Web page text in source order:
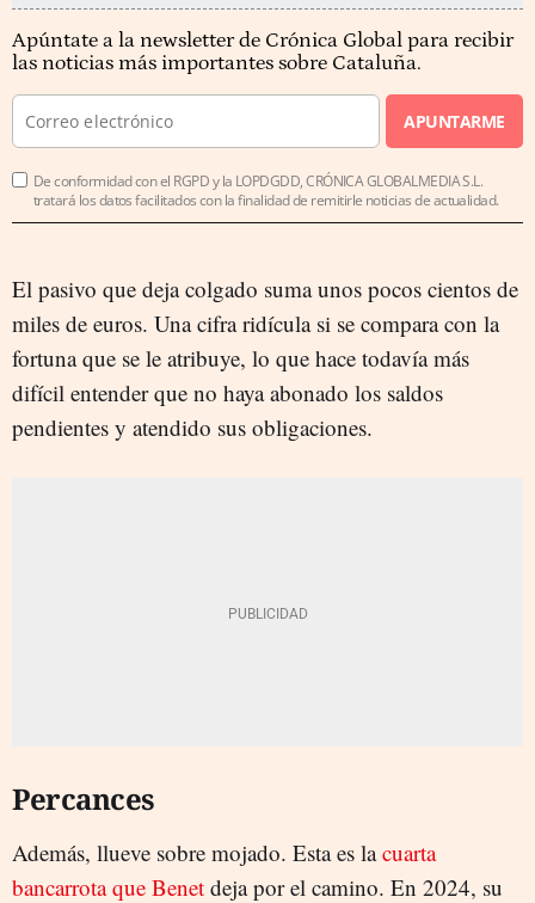
Apúntate a la newsletter de Crónica Global para recibir
las noticias más importantes sobre Cataluña.
APUNTARME
De conformidad con el RGPD y la LOPDGDD, CRÓNICA GLOBALMEDIA S.L.
tratará los datos facilitados con la finalidad de remitirle noticias de actualidad.
El pasivo que deja colgado suma unos pocos cientos de
miles de euros. Una cifra ridícula si se compara con la
fortuna que se le atribuye, lo que hace todavía más
difícil entender que no haya abonado los saldos
pendientes y atendido sus obligaciones.
Percances
Además, llueve sobre mojado. Esta es lacuarta
bancarrota que Benet deja por el camino. En 2024, su